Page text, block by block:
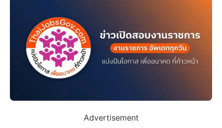
Advertisement